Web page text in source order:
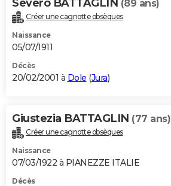
Severo BATTAGLIN (89 ans)
Créer une cagnotte obsèques
Naissance
05/07/1911
Décès
20/02/2001 à Dole (Jura)
Giustezia BATTAGLIN (77 ans)
Créer une cagnotte obsèques
Naissance
07/03/1922 à PIANEZZE ITALIE
Décès